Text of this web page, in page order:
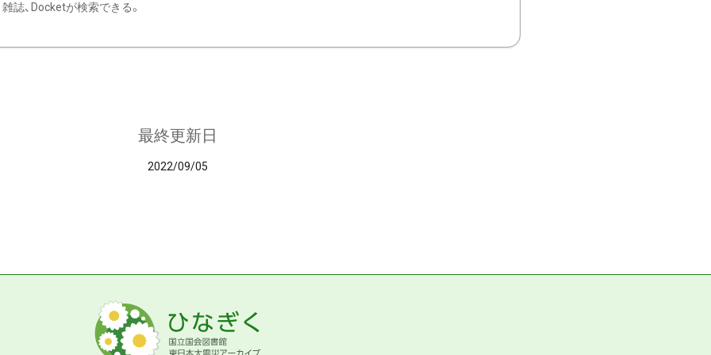
雑誌、Docketが検索できる。
最終更新日
2022/09/05